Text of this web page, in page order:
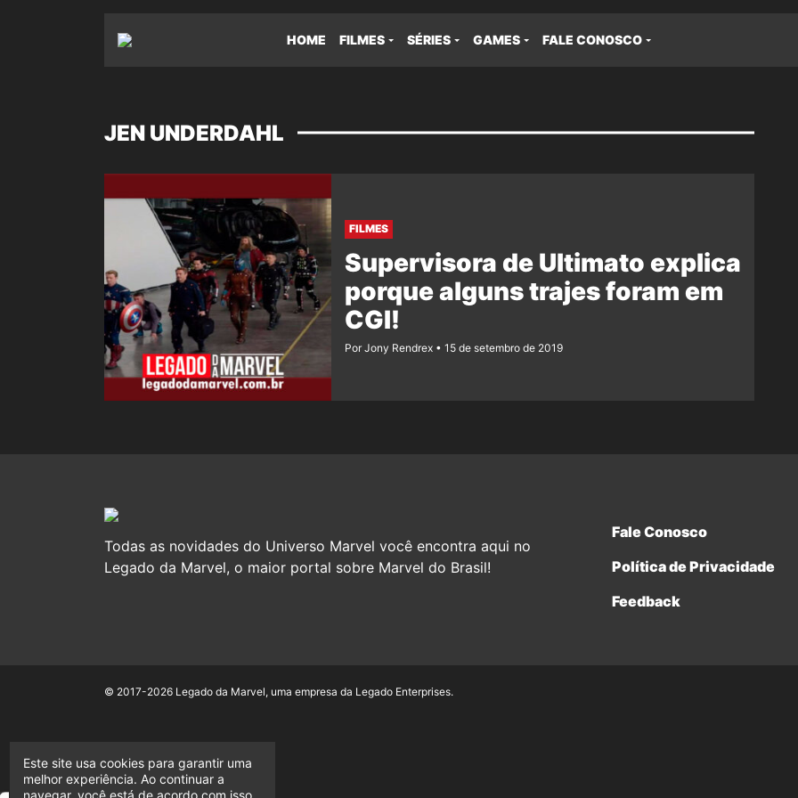
HOME FILMES SÉRIES GAMES FALE CONOSCO
JEN UNDERDAHL
FILMES
Supervisora de Ultimato explica
porque alguns trajes foram em
CGI!
Por Jony Rendrex 15 de setembro de 2019
Todas as novidades do Universo Marvel você encontra aqui no
Legado da Marvel, o maior portal sobre Marvel do Brasil!
Fale Conosco
Política de Privacidade
Feedback
© 2017-2026 Legado da Marvel, uma empresa da Legado Enterprises.
Este site usa cookies para garantir uma
melhor experiência. Ao continuar a
navegar, você está de acordo com isso.